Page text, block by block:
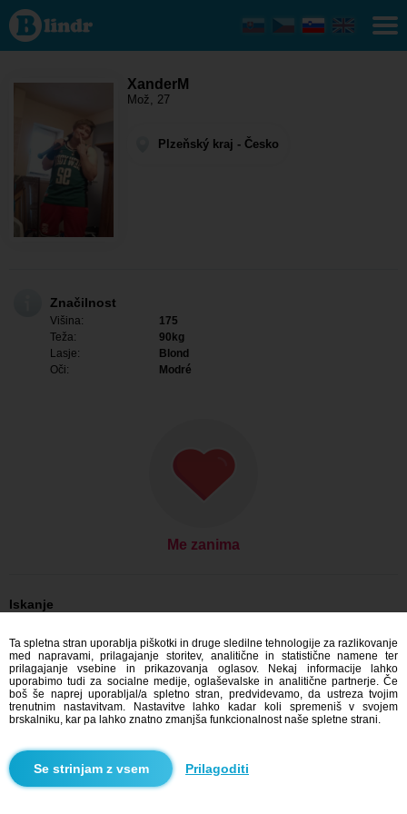
XanderM
- On išče
nekoga
Plzeňský
Kralovice
XanderM
Mož, 27
Plzeňský kraj - Česko
Značilnost
Višina:
175
Teža:
90kg
Lasje:
Blond
Oči:
Modré
Me zanima
Iskanje
On išče njo: Moški, 27
On išče njo: Moški, 27 - Česko
On išče njo: Moški, 27 - Plzeňský kraj
On išče njo: Moški, 27 - Kralovice
Zmenkovati Česko
Zmenkovati Plzeňský kraj
Zmenkovati Kralovice
Blindr aplikacije
Ta spletna stran uporablja piškotki in druge sledilne tehnologije za razlikovanje
med napravami, prilagajanje storitev, analitične in statistične namene ter
prilagajanje vsebine in prikazovanja oglasov. Nekaj informacije lahko
uporabimo tudi za socialne medije, oglaševalske in analitične partnerje. Če
boš še naprej uporabljal/a spletno stran, predvidevamo, da ustreza tvojim
trenutnim nastavitvam. Nastavitve lahko kadar koli spremeniš v svojem
brskalniku, kar pa lahko znatno zmanjša funkcionalnost naše spletne strani.
Prilagoditi